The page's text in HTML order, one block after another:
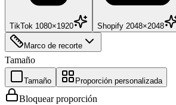
TikTok 1080×1920 Shopify 2048×2048
Marco de recorte
Tamaño
Tamaño Proporción personalizada
Bloquear proporción